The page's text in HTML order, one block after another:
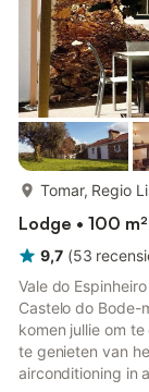
Tomar, Regio
Lodge • 100
9,7 (53
Vale do
Castelo do Bode-
komen jullie om
te genieten van
airconditioning in